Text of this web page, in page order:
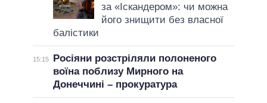
за «Іскандером»: чи можна
його знищити без власної
балістики
15:15
Росіяни розстріляли полоненого
воїна поблизу Мирного на
Донеччині – прокуратура